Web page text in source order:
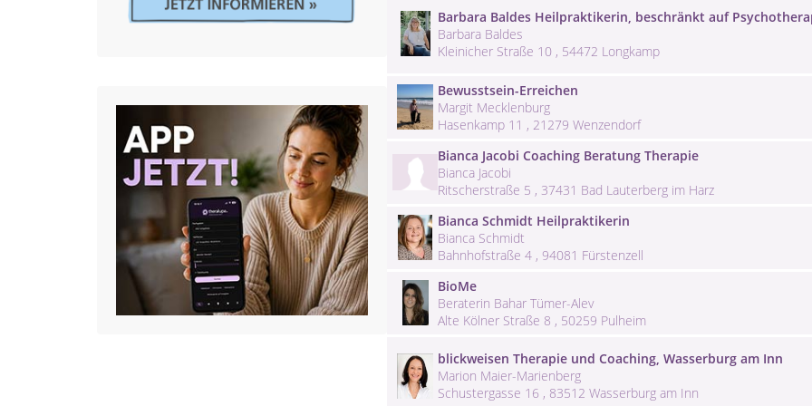
Barbara Baldes Heilpraktikerin, beschränkt auf
Barbara Baldes
Kleinicher Straße 10 , 54472 Longkamp
Bewusstsein-Erreichen
Margit Mecklenburg
Hasenkamp 11 , 21279 Wenzendorf
Bianca Jacobi Coaching Beratung Therapie
Bianca Jacobi
Ritscherstraße 5 , 37431 Bad Lauterberg im Harz
Bianca Schmidt Heilpraktikerin
Bianca Schmidt
Bahnhofstraße 4 , 94081 Fürstenzell
BioMe
Beraterin Bahar Tümer-Alev
Alte Kölner Straße 8 , 50259 Pulheim
blickweisen Therapie und Coaching, Wasserburg am Inn
Marion Maier-Marienberg
Schustergasse 16 , 83512 Wasserburg am Inn